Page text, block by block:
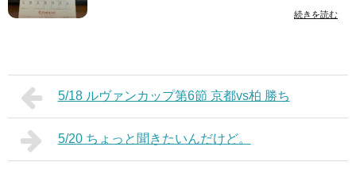
続きを読む
5/18 ルヴァンカップ第6節 京都vs柏 勝ち
5/20 ちょっと聞きたいんだけど。